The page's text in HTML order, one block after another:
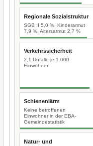
Regionale Sozialstruktur
SGB II 5,0 %, Kinderarmut
7,9 %, Altersarmut 2,7 %
Verkehrssicherheit
2,1 Unfälle je 1.000
Einwohner
Schienenlärm
Keine betroffenen
Einwohner in der EBA-
Gemeindestatistik
Natur- und